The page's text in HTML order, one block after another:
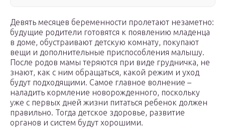
Девять месяцев беременности пролетают незаметно:
будущие родители готовятся к появлению младенца
в доме, обустраивают детскую комнату, покупают
вещи и дополнительные приспособления малышу.
После родов мамы теряются при виде грудничка, не
знают, как с ним обращаться, какой режим и уход
будут подходящими. Самое главное волнение –
наладить кормление новорожденного, поскольку
уже с первых дней жизни питаться ребенок должен
правильно. Тогда детское здоровье, развитие
органов и систем будут хорошими.